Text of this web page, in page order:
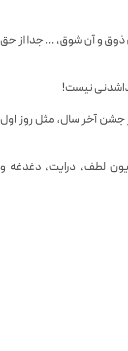
ذوق و آن شوق، … جدا از حق
نیست!
آخر سال، مثل روز اول
لطف، درایت، دغدغه و